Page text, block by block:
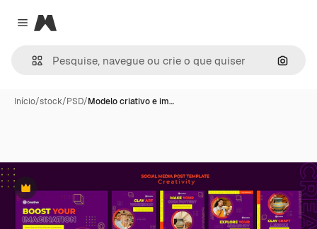
Close menu
Magnific
Início/stock/PSD/Modelo criativo e im…
Premium